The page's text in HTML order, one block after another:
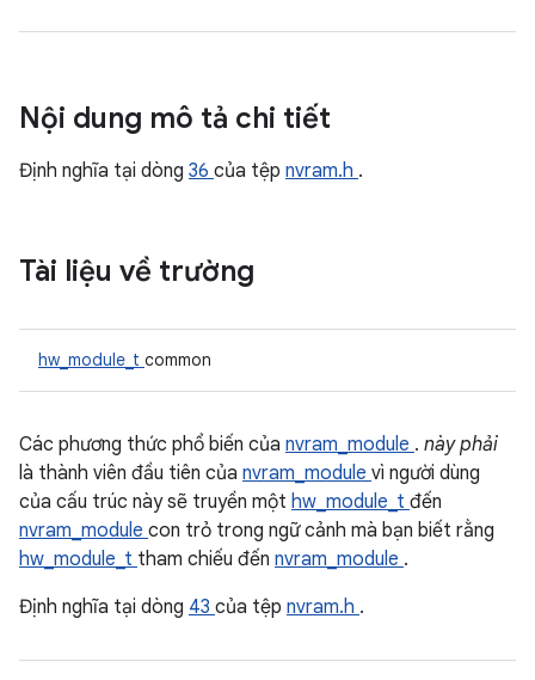
Nội dung mô tả chi tiết
Định nghĩa tại dòng 36 của tệp nvram.h .
Tài liệu về trường
hw_module_t common
Các phương thức phổ biến của nvram_module . này phải
là thành viên đầu tiên của nvram_module vì người dùng
của cấu trúc này sẽ truyền một hw_module_t đến
nvram_module con trỏ trong ngữ cảnh mà bạn biết rằng
hw_module_t tham chiếu đến nvram_module .
Định nghĩa tại dòng 43 của tệp nvram.h .